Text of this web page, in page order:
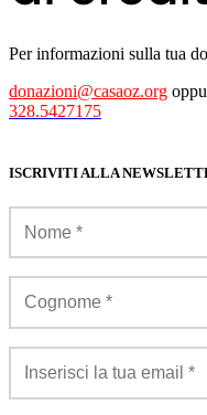
Per informazioni sulla tua
donazioni@casaoz.org
328.5427175
ISCRIVITI ALLA